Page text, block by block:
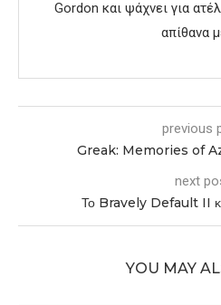
Gordon και ψάχνει για
απίθανα
previous
Greak: Memories of
next
Το Bravely Default II
YOU MAY